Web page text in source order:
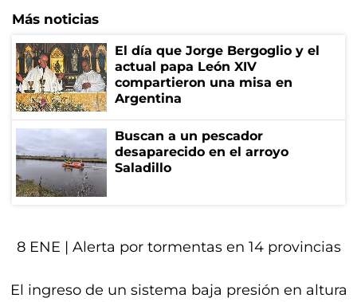
Más noticias
El día que Jorge Bergoglio y el
actual papa León XIV
compartieron una misa en
Argentina
Buscan a un pescador
desaparecido en el arroyo
Saladillo
8 ENE | Alerta por tormentasen 14 provincias
El ingreso de un sistema baja presión en altura